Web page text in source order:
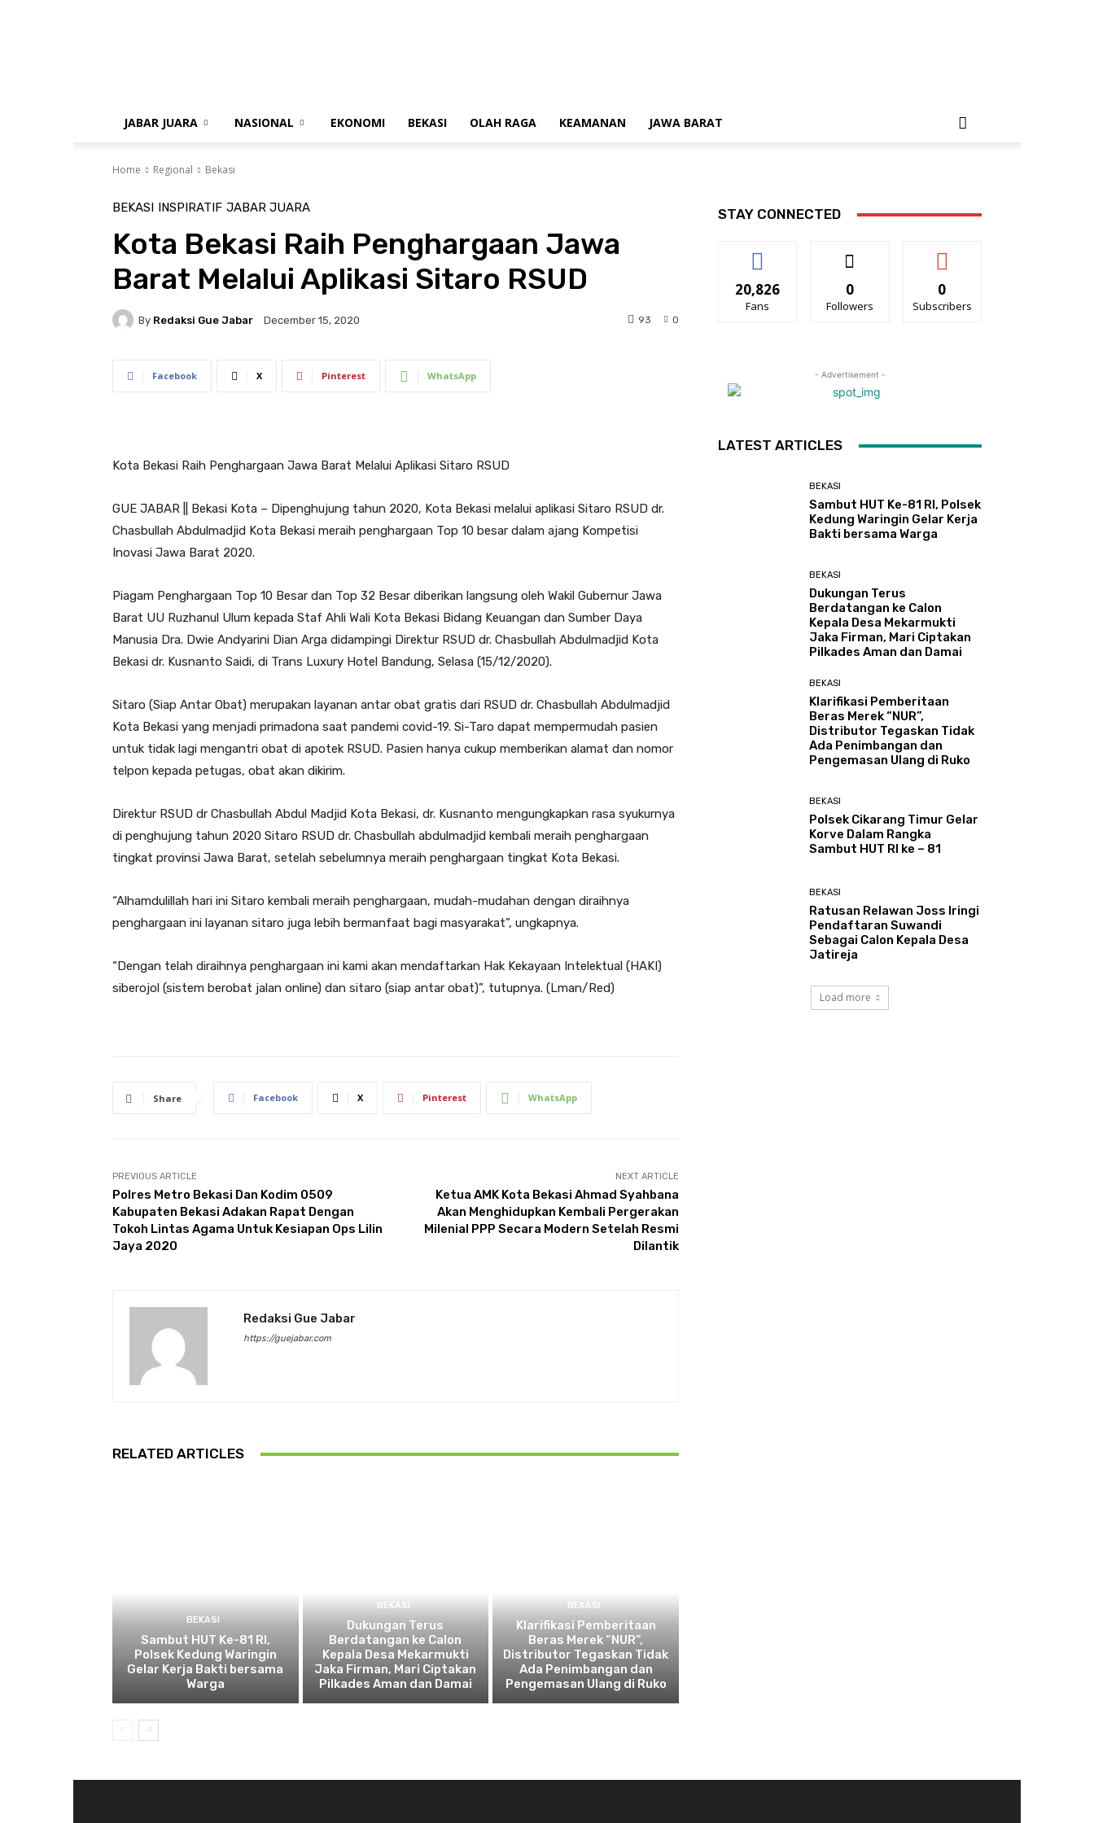
JABAR JUARA NASIONAL EKONOMI BEKASI OLAH RAGA KEAMANAN JAWA BARAT
Home Regional Bekasi
BEKASI INSPIRATIF JABAR JUARA
Kota Bekasi Raih Penghargaan Jawa
Barat Melalui Aplikasi Sitaro RSUD
By Redaksi Gue Jabar December 15, 2020 0
93
Facebook X Pinterest WhatsApp
Kota Bekasi Raih Penghargaan Jawa Barat Melalui Aplikasi Sitaro RSUD
GUE JABAR || Bekasi Kota – Dipenghujung tahun 2020, Kota Bekasi melalui aplikasi Sitaro RSUD dr.
Chasbullah Abdulmadjid Kota Bekasi meraih penghargaan Top 10 besar dalam ajang Kompetisi
Inovasi Jawa Barat 2020.
Piagam Penghargaan Top 10 Besar dan Top 32 Besar diberikan langsung oleh Wakil Gubernur Jawa
Barat UU Ruzhanul Ulum kepada Staf Ahli Wali Kota Bekasi Bidang Keuangan dan Sumber Daya
Manusia Dra. Dwie Andyarini Dian Arga didampingi Direktur RSUD dr. Chasbullah Abdulmadjid Kota
Bekasi dr. Kusnanto Saidi, di Trans Luxury Hotel Bandung, Selasa (15/12/2020).
Sitaro (Siap Antar Obat) merupakan layanan antar obat gratis dari RSUD dr. Chasbullah Abdulmadjid
Kota Bekasi yang menjadi primadona saat pandemi covid-19. Si-Taro dapat mempermudah pasien
untuk tidak lagi mengantri obat di apotek RSUD. Pasien hanya cukup memberikan alamat dan nomor
telpon kepada petugas, obat akan dikirim.
Direktur RSUD dr Chasbullah Abdul Madjid Kota Bekasi, dr. Kusnanto mengungkapkan rasa syukurnya
di penghujung tahun 2020 Sitaro RSUD dr. Chasbullah abdulmadjid kembali meraih penghargaan
tingkat provinsi Jawa Barat, setelah sebelumnya meraih penghargaan tingkat Kota Bekasi.
“Alhamdulillah hari ini Sitaro kembali meraih penghargaan, mudah-mudahan dengan diraihnya
penghargaan ini layanan sitaro juga lebih bermanfaat bagi masyarakat”, ungkapnya.
“Dengan telah diraihnya penghargaan ini kami akan mendaftarkan Hak Kekayaan Intelektual (HAKI)
siberojol (sistem berobat jalan online) dan sitaro (siap antar obat)”, tutupnya. (Lman/Red)
Share Facebook X Pinterest WhatsApp
PREVIOUS ARTICLE
Polres Metro Bekasi Dan Kodim 0509
Kabupaten Bekasi Adakan Rapat Dengan
Tokoh Lintas Agama Untuk Kesiapan Ops Lilin
Jaya 2020
NEXT ARTICLE
Ketua AMK Kota Bekasi Ahmad Syahbana
Akan Menghidupkan Kembali Pergerakan
Milenial PPP Secara Modern Setelah Resmi
Dilantik
Redaksi Gue Jabar
https://guejabar.com
RELATED ARTICLES
BEKASI
Sambut HUT Ke-81 RI,
Polsek Kedung Waringin
Gelar Kerja Bakti bersama
Warga
BEKASI
Dukungan Terus
Berdatangan ke Calon
Kepala Desa Mekarmukti
Jaka Firman, Mari Ciptakan
Pilkades Aman dan Damai
BEKASI
Klarifikasi Pemberitaan
Beras Merek “NUR”,
Distributor Tegaskan Tidak
Ada Penimbangan dan
Pengemasan Ulang di Ruko
STAY CONNECTED
20,826
Fans
0
Followers
0
Subscribers
- Advertisement -
LATEST ARTICLES
BEKASI
Sambut HUT Ke-81 RI, Polsek
Kedung Waringin Gelar Kerja
Bakti bersama Warga
BEKASI
Dukungan Terus
Berdatangan ke Calon
Kepala Desa Mekarmukti
Jaka Firman, Mari Ciptakan
Pilkades Aman dan Damai
BEKASI
Klarifikasi Pemberitaan
Beras Merek “NUR”,
Distributor Tegaskan Tidak
Ada Penimbangan dan
Pengemasan Ulang di Ruko
BEKASI
Polsek Cikarang Timur Gelar
Korve Dalam Rangka
Sambut HUT RI ke – 81
BEKASI
Ratusan Relawan Joss Iringi
Pendaftaran Suwandi
Sebagai Calon Kepala Desa
Jatireja
Load more